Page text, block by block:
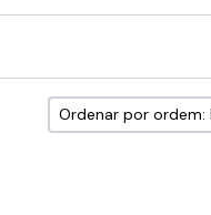
Ordenar por